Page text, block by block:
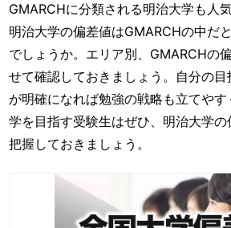
GMARCHに分類される明治大学も人
明治大学の偏差値はGMARCHの中だ
でしょうか。エリア別、GMARCHの
せて確認しておきましょう。自分の
が明確になれば勉強の戦略も立てや
学を目指す受験生はぜひ、明治大学
把握しておきましょう。